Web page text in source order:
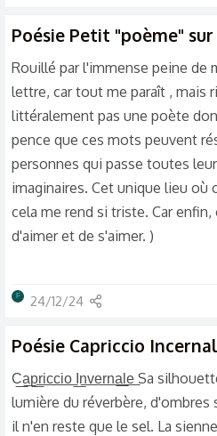
Poésie Petit "poème" sur
Rouillé par l'immense peine de
lettre, car tout me paraît , mais
littéralement pas une poète
pence que ces mots peuvent
personnes qui passe toutes
imaginaires. Cet unique lieu
cela me rend si triste. Car
d'aimer et de s'aimer. )
F 24/12/24
Poésie Capriccio
C͟a͟p͟r͟i͟c͟c͟i͟o͟ I͟n͟v͟e͟r͟n͟a͟l͟e͟ Sa
lumière du réverbère,
il n'en reste que le sel. La